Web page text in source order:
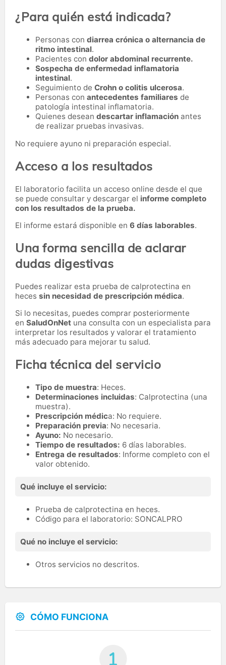
¿Para quién está indicada?
Personas con diarrea crónica o alternancia de
ritmo intestinal.
Pacientes con dolor abdominal recurrente.
Sospecha de enfermedad inflamatoria
intestinal.
Seguimiento de Crohn o colitis ulcerosa.
Personas con antecedentes familiares de
patología intestinal inflamatoria.
Quienes desean descartar inflamación antes
de realizar pruebas invasivas.
No requiere ayuno ni preparación especial.
Acceso a los resultados
El laboratorio facilita un acceso online desde el que
se puede consultar y descargar el informe completo
con los resultados de la prueba.
El informe estará disponible en 6 días laborables.
Una forma sencilla de aclarar
dudas digestivas
Puedes realizar esta prueba de calprotectina en
heces sin necesidad de prescripción médica.
Si lo necesitas, puedes comprar posteriormente
en SaludOnNet una consulta con un especialista para
interpretar los resultados y valorar el tratamiento
más adecuado para mejorar tu salud.
Ficha técnica del servicio
Tipo de muestra: Heces.
Determinaciones incluidas: Calprotectina (una
muestra).
Prescripción médica: No requiere.
Preparación previa: No necesaria.
Ayuno: No necesario.
Tiempo de resultados: 6 días laborables.
Entrega de resultados: Informe completo con el
valor obtenido.
Qué incluye el servicio:
Prueba de calprotectina en heces.
Código para el laboratorio: SONCALPRO
Qué no incluye el servicio:
Otros servicios no descritos.
CÓMO FUNCIONA